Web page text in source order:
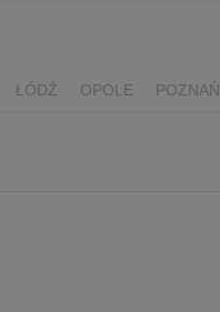
ŁÓDŹ OPOLE POZNAŃ